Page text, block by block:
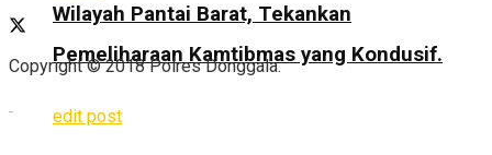
Wilayah Pantai Barat, Tekankan
Pemeliharaan Kamtibmas yang Kondusif.
edit post
Copyright © 2018 Polres Donggala.